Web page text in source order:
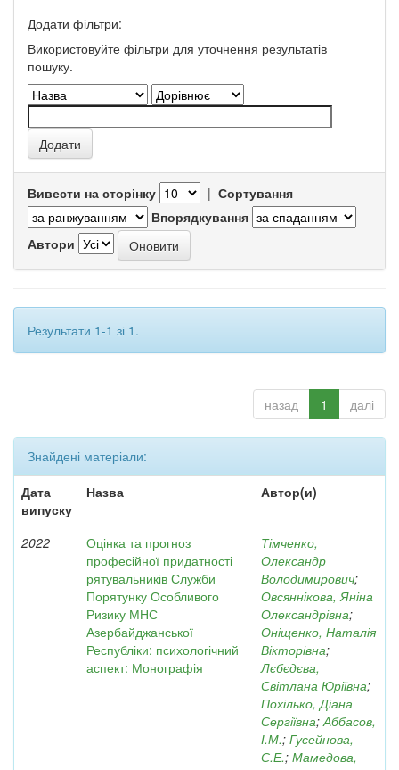
Додати фільтри:
Використовуйте фільтри для уточнення результатів
пошуку.
Вивести на сторінку | Сортування
Впорядкування
Автори
Результати 1-1 зі 1.
назад 1 далі
Знайдені матеріали:
Дата
випуску
Назва Автор(и)
2022
Оцінка та прогноз
професійної придатності
рятувальників Служби
Порятунку Особливого
Ризику МНС
Азербайджанської
Республіки: психологічний
аспект: Монографія
Тімченко,
Олександр
Володимирович;
Овсяннікова, Яніна
Олександрівна;
Оніщенко, Наталія
Вікторівна;
Лєбєдєва,
Світлана Юріївна;
Похілько, Діана
Сергіївна;Аббасов,
І.М.; Гусейнова,
С.Е.; Мамедова,